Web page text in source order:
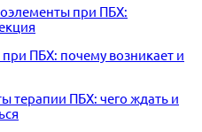
при ПБХ:
при ПБХ: почему возникает и
терапии ПБХ: чего ждать и